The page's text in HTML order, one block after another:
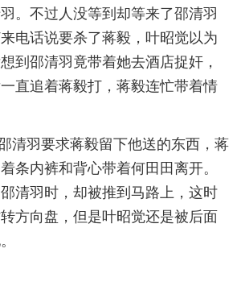
。不过人没等到却等来了邵清羽
电话说要杀了蒋毅，叶昭觉以为
到邵清羽竟带着她去酒店捉奸，
直追着蒋毅打，蒋毅连忙带着情
清羽要求蒋毅留下他送的东西，蒋
条内裤和背心带着何田田离开。
清羽时，却被推到马路上，这时
方向盘，但是叶昭觉还是被后面